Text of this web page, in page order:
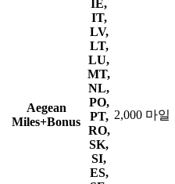
Aegean
Miles+Bonus
IE,
IT,
LV,
LT,
LU,
MT,
NL,
PO,
PT,
RO,
SK,
SI,
ES,
2,000 마일